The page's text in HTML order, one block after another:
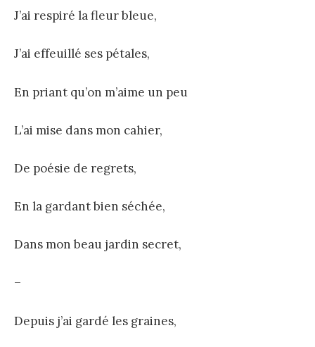
J’ai respiré la fleur bleue,
J’ai effeuillé ses pétales,
En priant qu’on m’aime un peu
L’ai mise dans mon cahier,
De poésie de regrets,
En la gardant bien séchée,
Dans mon beau jardin secret,
–
Depuis j’ai gardé les graines,